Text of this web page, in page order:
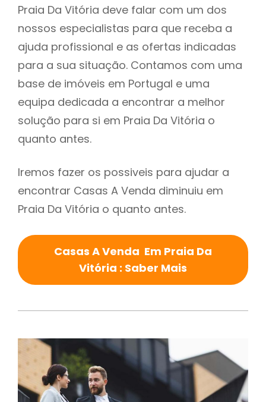
Praia Da Vitória deve falar com um dos
nossos especialistas para que receba a
ajuda profissional e as ofertas indicadas
para a sua situação. Contamos com uma
base de imóveis em Portugal e uma
equipa dedicada a encontrar a melhor
solução para si em Praia Da Vitória o
quanto antes.
Iremos fazer os possiveis para ajudar a
encontrar Casas A Venda diminuiu em
Praia Da Vitória o quanto antes.
Casas A Venda Em Praia Da
Vitória : Saber Mais